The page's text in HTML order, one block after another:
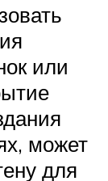
или
может
для